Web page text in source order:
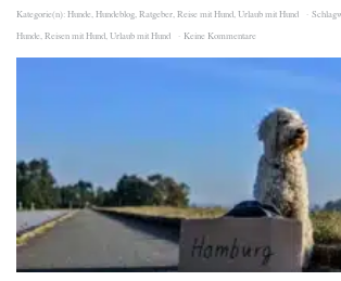
Kategorie(n):Hunde,Hundeblog,Ratgeber,Reise mit Hund,Urlaub mit Hund
Hunde,Reisen mit Hund,Urlaub mit Hund Keine Kommentare